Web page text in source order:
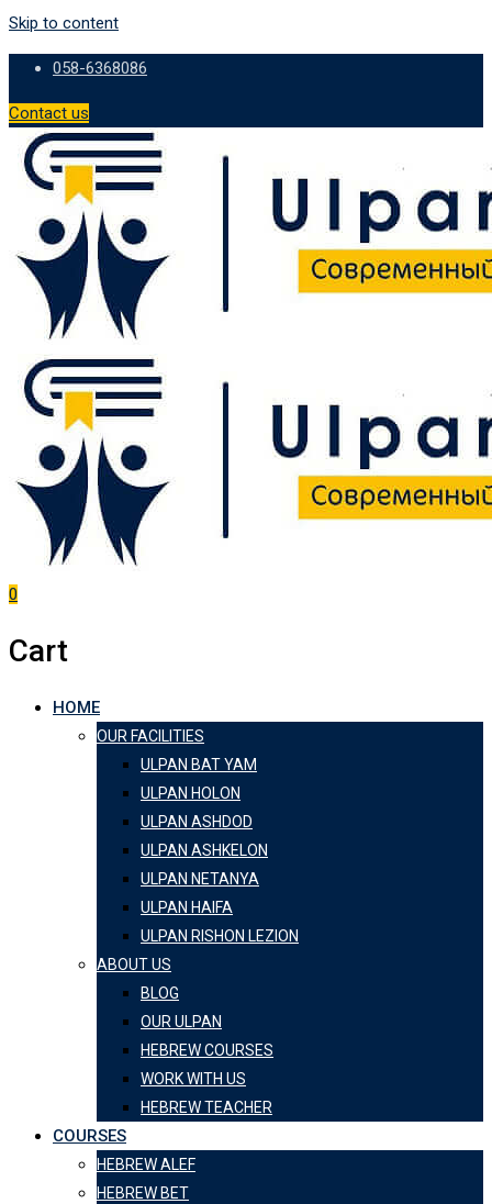
Skip to content
058-6368086
Contact us
0
Cart
HOME
OUR FACILITIES
ULPAN BAT YAM
ULPAN HOLON
ULPAN ASHDOD
ULPAN ASHKELON
ULPAN NETANYA
ULPAN HAIFA
ULPAN RISHON LEZION
ABOUT US
BLOG
OUR ULPAN
HEBREW COURSES
WORK WITH US
HEBREW TEACHER
COURSES
HEBREW ALEF
HEBREW BET